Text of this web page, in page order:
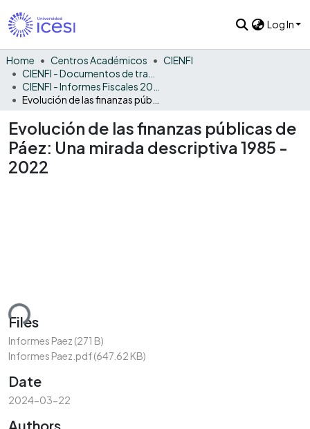
Log In
Home Centros Académicos
CIENFI
Evolución de las finanzas públicas de
Páez: Una mirada descriptiva 1985 -
2022
Files
Informes Paez (271 B)
Informes Paez.pdf(647.62 KB)
Date
2024-03-22
Authors